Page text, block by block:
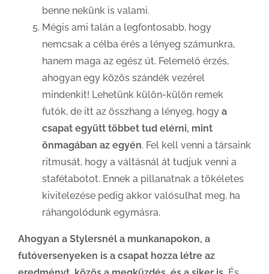
benne nekünk is valami.
Mégis ami talán a legfontosabb, hogy
nemcsak a célba érés a lényeg számunkra,
hanem maga az egész út. Felemelő érzés,
ahogyan egy közös szándék vezérel
mindenkit! Lehetünk külön-külön remek
futók, de itt az összhang a lényeg, hogy a
csapat együtt többet tud elérni, mint
önmagában az egyén. Fel kell venni a társaink
ritmusát, hogy a váltásnál át tudjuk venni a
stafétabotot. Ennek a pillanatnak a tökéletes
kivitelezése pedig akkor valósulhat meg, ha
ráhangolódunk egymásra.
Ahogyan a Stylersnél a munkanapokon, a
futóversenyeken is a csapat hozza létre az